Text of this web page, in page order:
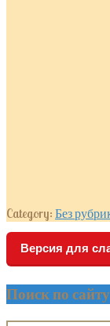
Category: Без
Версия для
Поиск по сайту